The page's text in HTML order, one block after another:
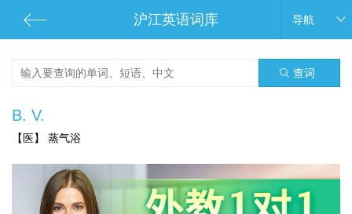
沪江英语词库 导航
查词
B. V.
【医】 蒸气浴